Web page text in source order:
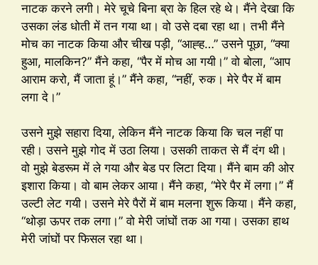
नाटक करने लगी। मेरे चूचे बिना ब्रा के हिल रहे थे। मैंने देखा कि
उसका लंड धोती में तन गया था। वो उसे दबा रहा था। तभी मैंने
मोच का नाटक किया और चीख पड़ी, “आह्ह…” उसने पूछा, “क्या
हुआ, मालकिन?” मैंने कहा, “पैर में मोच आ गयी।” वो बोला, “आप
आराम करो, मैं जाता हूं।” मैंने कहा, “नहीं, रुक। मेरे पैर में बाम
लगा दे।”
उसने मुझे सहारा दिया, लेकिन मैंने नाटक किया कि चल नहीं पा
रही। उसने मुझे गोद में उठा लिया। उसकी ताकत से मैं दंग थी।
वो मुझे बेडरूम में ले गया और बेड पर लिटा दिया। मैंने बाम की ओर
इशारा किया। वो बाम लेकर आया। मैंने कहा, “मेरे पैर में लगा।” मैं
उल्टी लेट गयी। उसने मेरे पैरों में बाम मलना शुरू किया। मैंने कहा,
“थोड़ा ऊपर तक लगा।” वो मेरी जांघों तक आ गया। उसका हाथ
मेरी जांघों पर फिसल रहा था।